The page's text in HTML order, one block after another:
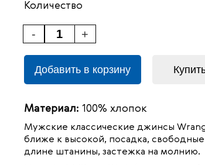
Количество
+
-
Добавить в корзину
Материал: 100% хлопок
Мужские классические джинсы
ближе к высокой, посадка,
длине штанины, застежка на молнию.